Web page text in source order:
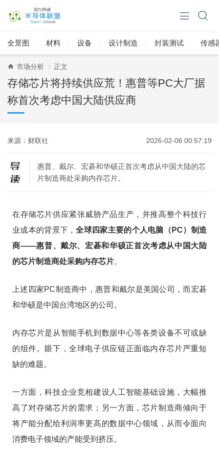
全景图 材料 设备 设计制造 封装测试 传感
市场分析 正文
存储芯片将持续供应荒！惠普等PC大厂据
称首次考虑中国大陆供应商
来源：财联社 2026-02-06 00:57:19
惠普、戴尔、宏碁和华硕正首次考虑从中国大陆的芯
片制造商处采购内存芯片。
在存储芯片供应紧张威胁产品生产，并推高整个科技行
业成本的背景下，全球四家主要的个人电脑（PC）制造
商——惠普、戴尔、宏碁和华硕正首次考虑从中国大陆
的芯片制造商处采购内存芯片。
上述四家PC制造商中，惠普和戴尔是美国公司，而宏碁
和华硕是中国台湾地区的公司。
内存芯片是从智能手机到数据中心等各类设备不可或缺
的组件。眼下，全球电子供应链正面临内存芯片严重短
缺的难题。
一方面，科技企业竞相建设人工智能基础设施，大幅推
高了对存储芯片的需求；另一方面，芯片制造商倾向于
将产能分配给利润率更高的数据中心领域，从而令面向
消费电子领域的产能受到挤压。